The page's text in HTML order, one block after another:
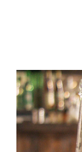
고독을 바라보는